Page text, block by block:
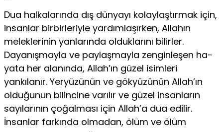
Dua halkalarında dış dünyayı kolaylaştırmak için,
insanlar birbirleriyle yardımlaşırken, Allahın
meleklerinin yanlarında ol­duklarını bilirler.
Dayanışmayla ve paylaşmayla zenginleşen ha­
yata her alanında, Allah’ın güzel isimleri
yankılanır. Yeryüzü­nün ve gökyüzünün Allah’ın
olduğunun bilincine varılır ve güzel insanların
sayılarının çoğalması için Allah’a dua edilir.
İnsan­lar farkında olmadan, ölüm ve ölüm